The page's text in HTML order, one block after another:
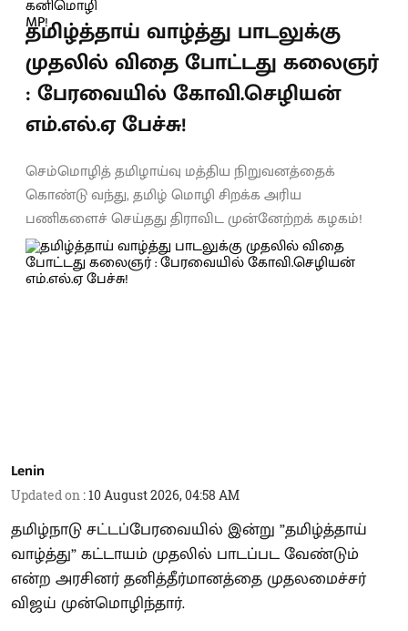
தமிழ்த்தாய் வாழ்த்து பாடலுக்கு
முதலில் விதை போட்டது கலைஞர்
: பேரவையில் கோவி.செழியன்
எம்.எல்.ஏ பேச்சு!
செம்மொழித் தமிழாய்வு மத்திய நிறுவனத்தைக்
கொண்டு வந்து, தமிழ் மொழி சிறக்க அரிய
பணிகளைச் செய்தது திராவிட முன்னேற்றக் கழகம்!
Lenin
Updated on :10 August 2026, 04:58 AM
தமிழ்நாடு சட்டப்பேரவையில் இன்று ”தமிழ்த்தாய்
வாழ்த்து” கட்டாயம் முதலில் பாடப்பட வேண்டும்
என்ற அரசினர் தனித்தீர்மானத்தை முதலமைச்சர்
விஜய் முன்மொழிந்தார்.